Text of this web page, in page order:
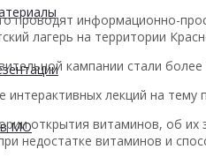
в МО
проводят информационно-
лагерь на территории
кампании стали
интерактивных лекций на
открытия витаминов, об их
недостатке витаминов и